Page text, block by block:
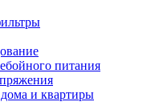
питания
и квартиры